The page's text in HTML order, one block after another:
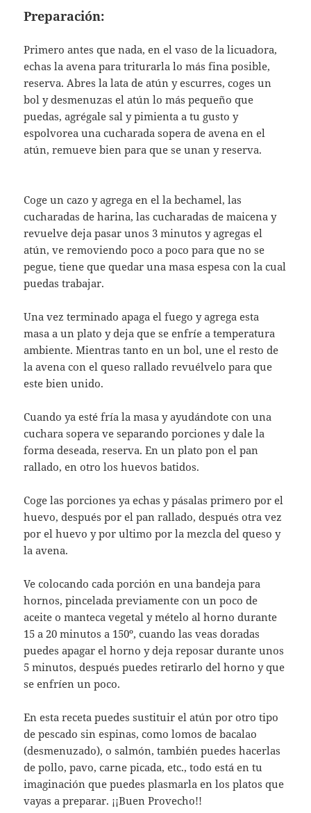
Preparación:
Primero antes que nada, en el vaso de la licuadora,
echas la avena para triturarla lo más fina posible,
reserva. Abres la lata de atún y escurres, coges un
bol y desmenuzas el atún lo más pequeño que
puedas, agrégale sal y pimienta a tu gusto y
espolvorea una cucharada sopera de avena en el
atún, remueve bien para que se unan y reserva.
Coge un cazo y agrega en el la bechamel, las
cucharadas de harina, las cucharadas de maicena y
revuelve deja pasar unos 3 minutos y agregas el
atún, ve removiendo poco a poco para que no se
pegue, tiene que quedar una masa espesa con la cual
puedas trabajar.
Una vez terminado apaga el fuego y agrega esta
masa a un plato y deja que se enfríe a temperatura
ambiente. Mientras tanto en un bol, une el resto de
la avena con el queso rallado revuélvelo para que
este bien unido.
Cuando ya esté fría la masa y ayudándote con una
cuchara sopera ve separando porciones y dale la
forma deseada, reserva. En un plato pon el pan
rallado, en otro los huevos batidos.
Coge las porciones ya echas y pásalas primero por el
huevo, después por el pan rallado, después otra vez
por el huevo y por ultimo por la mezcla del queso y
la avena.
Ve colocando cada porción en una bandeja para
hornos, pincelada previamente con un poco de
aceite o manteca vegetal y mételo al horno durante
15 a 20 minutos a 150º, cuando las veas doradas
puedes apagar el horno y deja reposar durante unos
5 minutos, después puedes retirarlo del horno y que
se enfríen un poco.
En esta receta puedes sustituir el atún por otro tipo
de pescado sin espinas, como lomos de bacalao
(desmenuzado), o salmón, también puedes hacerlas
de pollo, pavo, carne picada, etc., todo está en tu
imaginación que puedes plasmarla en los platos que
vayas a preparar. ¡¡Buen Provecho!!